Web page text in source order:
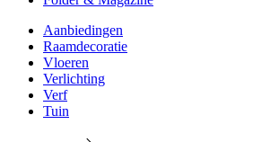
Aanbiedingen
Raamdecoratie
Vloeren
Verlichting
Verf
Tuin